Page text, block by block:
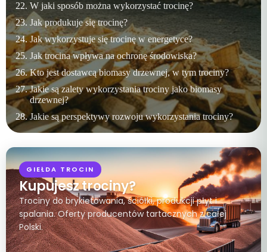
W jaki sposób można wykorzystać trocinę?
Jak produkuje się trocinę?
Jak wykorzystuje się trocinę w energetyce?
Jak trocina wpływa na ochronę środowiska?
Kto jest dostawcą biomasy drzewnej, w tym trociny?
Jakie są zalety wykorzystania trociny jako biomasy
drzewnej?
Jakie są perspektywy rozwoju wykorzystania trociny?
GIEŁDA TROCIN
Kupujesz trociny?
Trociny do brykietowania, ściółki, produkcji płyt i
spalania. Oferty producentów tartacznych z całej
Polski.